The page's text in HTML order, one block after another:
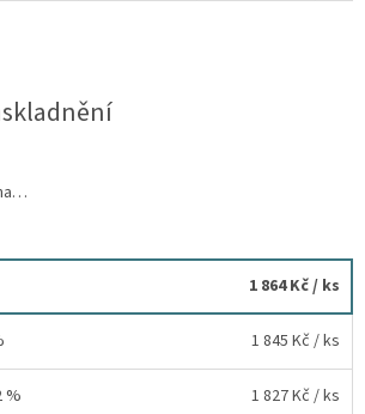
1 864 Kč/ ks
1 845 Kč / ks
% 1 827 Kč / ks